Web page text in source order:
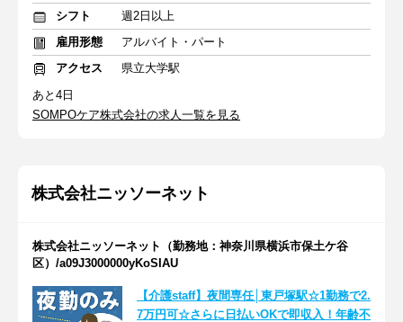
シフト
週2日以上
雇用形態
アルバイト・パート
アクセス
県立大学駅
あと4日
SOMPOケア株式会社の求人一覧を見る
株式会社ニッソーネット
株式会社ニッソーネット（勤務地：神奈川県横浜市保土ケ谷
区）/a09J3000000yKoSIAU
【介護staff】夜間専任│東戸塚駅☆1勤務で2.
7万円可☆さらに日払いOKで即収入！年齢不